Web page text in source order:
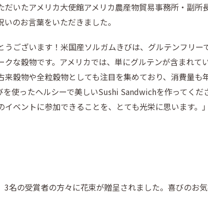
だいたアメリカ大使館アメリカ農産物貿易事務所・副所
のお言葉をいただきました。
うございます！米国産ソルガムきびは、グルテンフリー
な穀物です。アメリカでは、単にグルテンが含まれて
穀物や全粒穀物としても注目を集めており、消費量も
を使ったヘルシーで美しいSushi Sandwichを作ってくだ
ベントに参加できることを、とても光栄に思います。」
名の受賞者の方々に花束が贈呈されました。喜びのお